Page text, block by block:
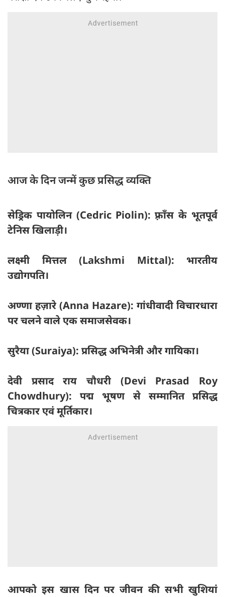
आज के दिन जन्में कुछ प्रसिद्ध व्यक्ति
सेड्रिक पायोलिन (Cedric Piolin): फ़्राँस के भूतपूर्व
टेनिस खिलाड़ी।
लक्ष्मी मित्तल (Lakshmi Mittal): भारतीय
उद्योगपति।
अण्णा हज़ारे (Anna Hazare): गांधीवादी विचारधारा
पर चलने वाले एक समाजसेवक।
सुरैया (Suraiya): प्रसिद्ध अभिनेत्री और गायिका।
देवी प्रसाद राय चौधरी (Devi Prasad Roy
Chowdhury): पद्म भूषण से सम्मानित प्रसिद्ध
चित्रकार एवं मूर्तिकार।
आपको इस खास दिन पर जीवन की सभी खुशियां